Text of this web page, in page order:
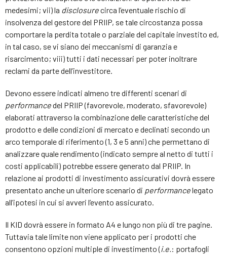
medesimi; vii) la disclosurecirca l’eventuale rischio di
insolvenza del gestore del PRIIP, se tale circostanza possa
comportare la perdita totale o parziale del capitale investito ed,
in tal caso, se vi siano dei meccanismi di garanzia e
risarcimento; viii) tutti i dati necessari per poter inoltrare
reclami da parte dell’investitore.
Devono essere indicati almeno tre differenti scenari di
performancedel PRIIP (favorevole, moderato, sfavorevole)
elaborati attraverso la combinazione delle caratteristiche del
prodotto e delle condizioni di mercato e declinati secondo un
arco temporale di riferimento (1, 3 e 5 anni) che permettano di
analizzare quale rendimento (indicato sempre al netto di tutti i
costi applicabili) potrebbe essere generato dal PRIIP. In
relazione ai prodotti di investimento assicurativi dovrà essere
presentato anche un ulteriore scenario di performancelegato
all’ipotesi in cui si avveri l’evento assicurato.
Il KID dovrà essere in formato A4 e lungo non più di tre pagine.
Tuttavia tale limite non viene applicato per i prodotti che
consentono opzioni multiple di investimento (i.e.: portafogli